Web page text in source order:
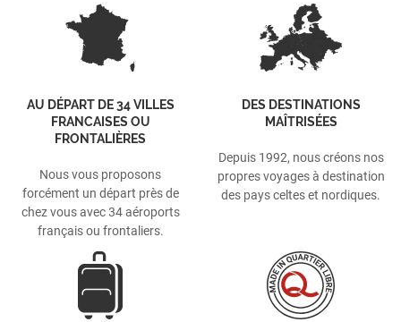
AU DÉPART DE 34 VILLES
FRANCAISES OU
FRONTALIÈRES
Nous vous proposons
forcément un départ près de
chez vous avec 34 aéroports
français ou frontaliers.
DES DESTINATIONS
MAÎTRISÉES
Depuis 1992, nous créons nos
propres voyages à destination
des pays celtes et nordiques.